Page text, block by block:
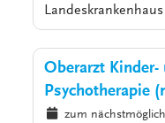
Oberarzt Kinder-
Psychotherapie
zum